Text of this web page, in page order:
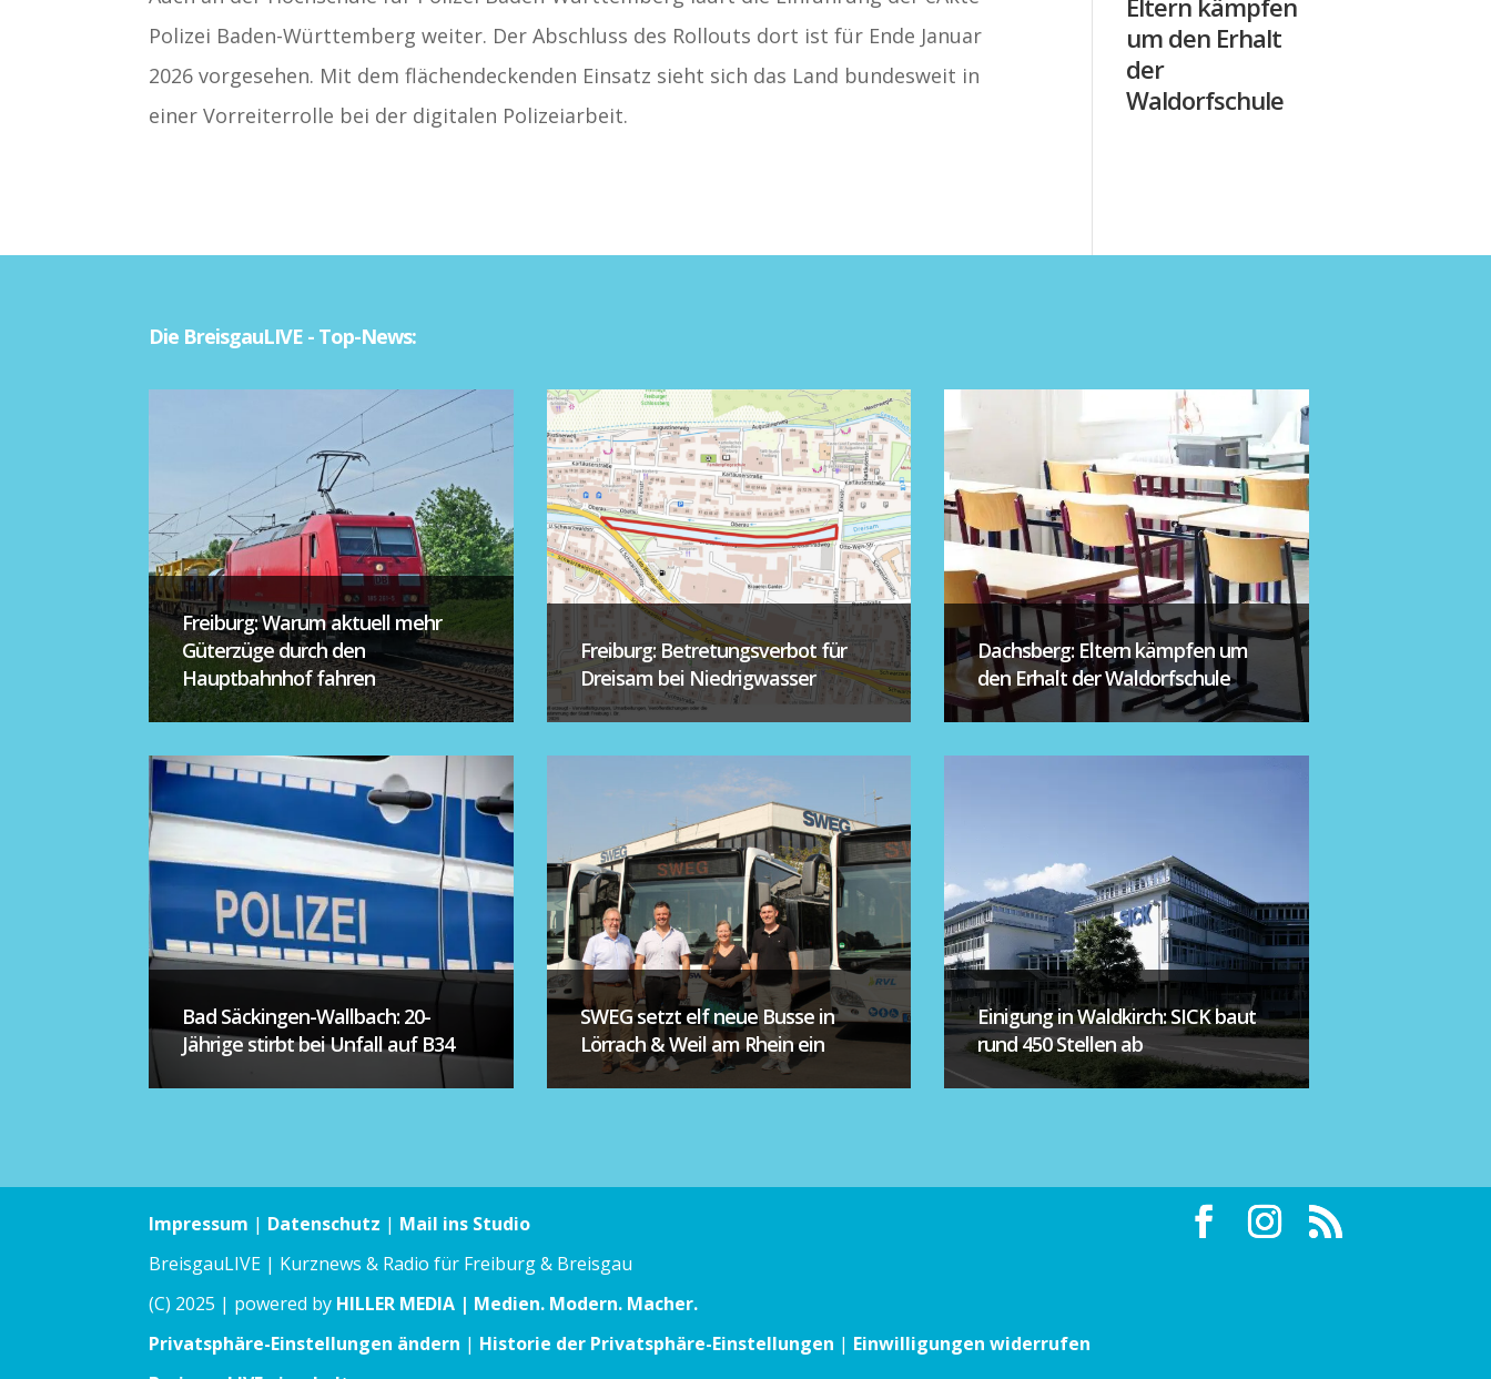
Polizei Baden-Württemberg weiter. Der Abschluss des Rollouts dort ist für Ende Januar
2026 vorgesehen. Mit dem flächendeckenden Einsatz sieht sich das Land bundesweit in
einer Vorreiterrolle bei der digitalen Polizeiarbeit.
Eltern kämpfen
um den Erhalt
der
Waldorfschule
Die BreisgauLIVE - Top-News:
Freiburg: Warum aktuell mehr
Güterzüge durch den
Hauptbahnhof fahren
Freiburg: Betretungsverbot für
Dreisam bei Niedrigwasser
Dachsberg: Eltern kämpfen um
den Erhalt der Waldorfschule
Bad Säckingen-Wallbach: 20-
Jährige stirbt bei Unfall auf B34
SWEG setzt elf neue Busse in
Lörrach & Weil am Rhein ein
Einigung in Waldkirch: SICK baut
rund 450 Stellen ab
Impressum | Datenschutz | Mail ins Studio
BreisgauLIVE | Kurznews & Radio für Freiburg & Breisgau
(C) 2025 | powered by HILLER MEDIA | Medien. Modern. Macher.
Privatsphäre-Einstellungen ändern | Historie der Privatsphäre-Einstellungen | Einwilligungen widerrufen